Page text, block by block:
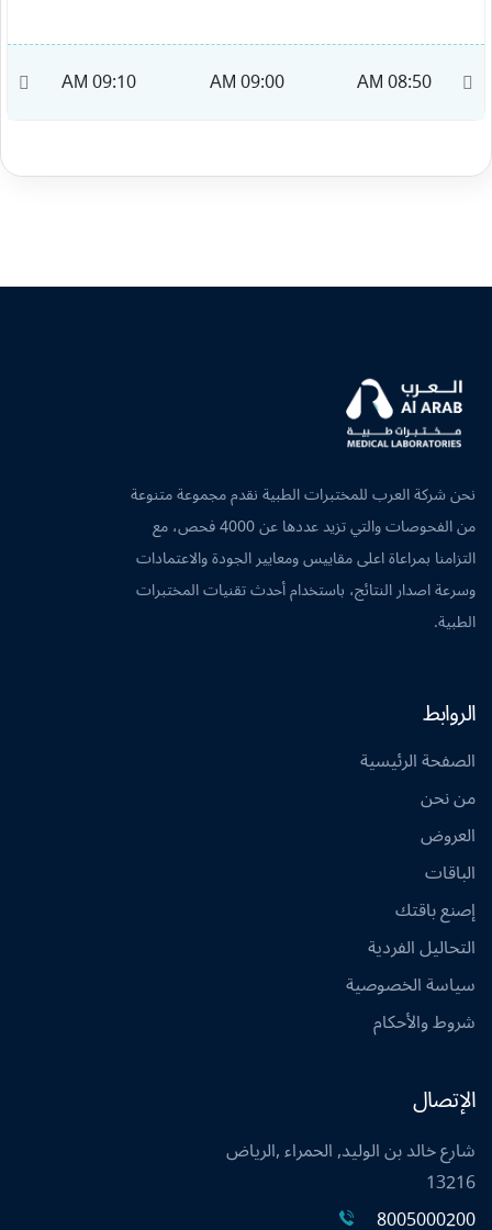
08:50 AM
09:00 AM
09:10 AM
نحن شركة العرب للمختبرات الطبية نقدم مجموعة متنوعة
من الفحوصات والتي تزيد عددها عن 4000 فحص، مع
التزامنا بمراعاة اعلى مقاييس ومعايير الجودة والاعتمادات
وسرعة اصدار النتائج، باستخدام أحدث تقنيات المختبرات
الطبية.
الروابط
الصفحة الرئيسية
من نحن
العروض
الباقات
إصنع باقتك
التحاليل الفردية
سياسة الخصوصية
شروط والأحكام
الإتصال
شارع خالد بن الوليد, الحمراء ,الرياض
13216
8005000200